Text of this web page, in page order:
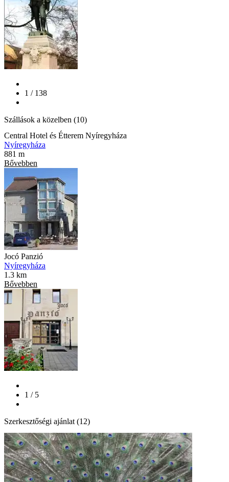
1 / 138
Szállások a közelben (10)
Central Hotel és Étterem Nyíregyháza
Nyíregyháza
881 m
Bővebben
Jocó Panzió
Nyíregyháza
1.3 km
Bővebben
1 / 5
Szerkesztőségi ajánlat (12)